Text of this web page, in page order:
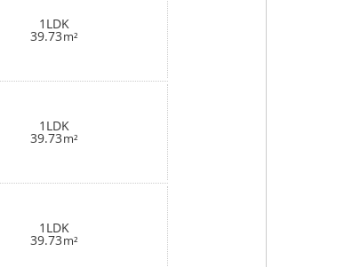
1LDK
39.73m²
1LDK
39.73m²
1LDK
39.73m²